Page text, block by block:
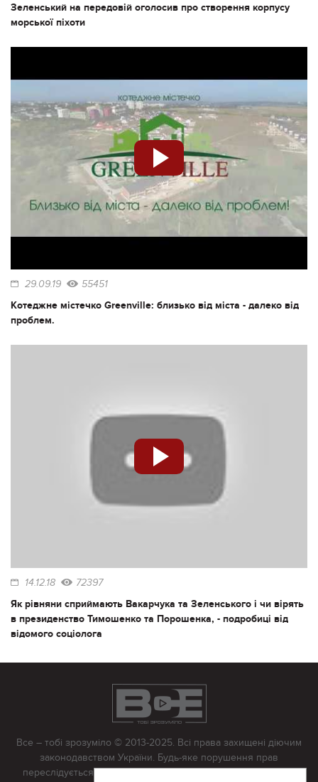
Зеленський на передовій оголосив про створення корпусу
морської піхоти
29.09.19 55451
Котеджне містечко Greenville: близько від міста - далеко від
проблем.
14.12.18 72397
Як рівняни сприймають Вакарчука та Зеленського і чи вірять
в президенство Тимошенко та Порошенка, - подробиці від
відомого соціолога
Все – тобі зрозуміло © 2013-2025. Всі права захищені діючим
законодавством України. Будь-яке порушення прав
переслідується в судовому порядку. Будь-яке відтворення